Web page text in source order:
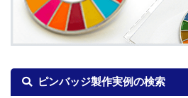
ピンバッジ製作実例の検索